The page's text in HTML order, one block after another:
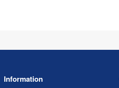
Information